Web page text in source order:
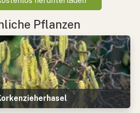
Pflanzen